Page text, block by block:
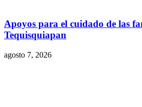
Apoyos para el cuidado de las
Tequisquiapan
agosto 7, 2026